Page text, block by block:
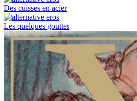
Des cuisses en acier
Les quelques gouttes